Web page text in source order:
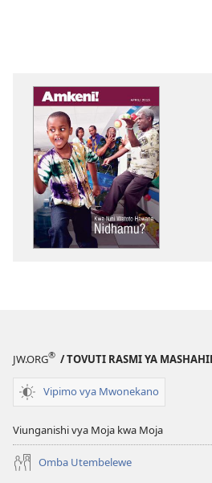
JW.ORG® / TOVUTI RASMI YA
Vipimo vya Mwonekano
Viunganishi vya Moja kwa Moja
Omba Utembelewe